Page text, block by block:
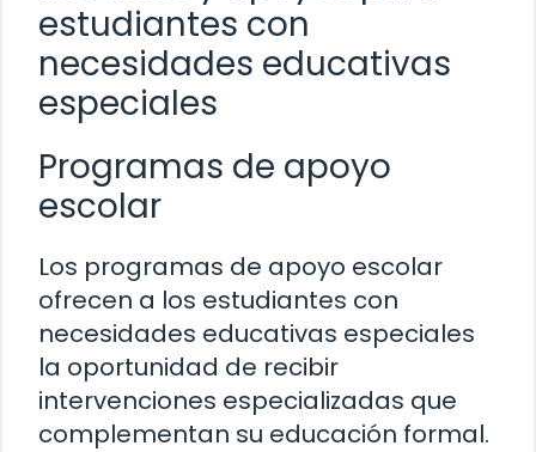
estudiantes con
necesidades educativas
especiales
Programas de apoyo
escolar
Los programas de apoyo escolar
ofrecen a los estudiantes con
necesidades educativas especiales
la oportunidad de recibir
intervenciones especializadas que
complementan su educación formal.